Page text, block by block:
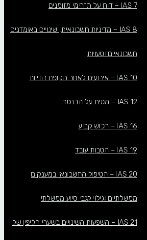
IAS 7 – דוח על תזרימי מזומנים
IAS 8 – מדיניות חשבונאית, שינויים באומדנים
חשבונאיים וטעויות
IAS 10 – אירועים לאחר תקופת הדיווח
IAS 12 – מסים על הכנסה
IAS 16 – רכוש קבוע
IAS 19 – הטבות עובד
IAS 20 – הטיפול החשבונאי במענקים
ממשלתיים וגילוי לגבי סיוע ממשלתי
IAS 21 – השפעות השינויים בשערי חליפין של